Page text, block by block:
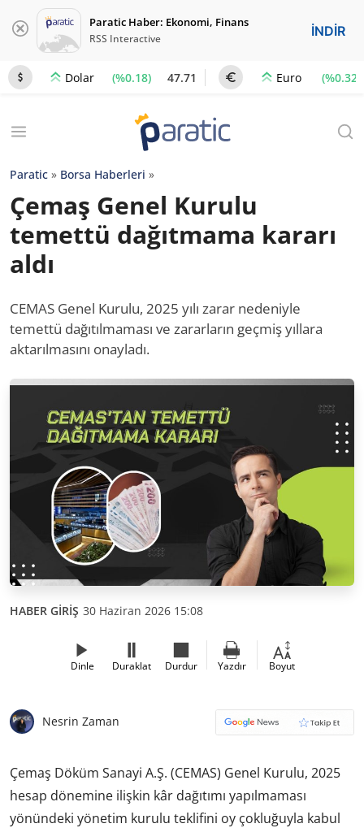
Paratic Haber: Ekonomi, Finans
RSS Interactive İNDİR
Dolar (%0.18) 47.71 Euro (%0.32)
Paratic » Borsa Haberleri »
Çemaş Genel Kurulu
temettü dağıtmama kararı
aldı
CEMAS Genel Kurulu, 2025 yılı zarar nedeniyle
temettü dağıtılmaması ve zararların geçmiş yıllara
aktarılmasını onayladı.
HABER GİRİŞ 30 Haziran 2026 15:08
Dinle Duraklat Durdur Yazdır Boyut
Nesrin Zaman
Çemaş Döküm Sanayi A.Ş. (CEMAS) Genel Kurulu, 2025
hesap dönemine ilişkin kâr dağıtımı yapılmaması
yönündeki yönetim kurulu teklifini oy çokluğuyla kabul